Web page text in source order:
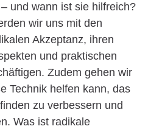
und wann ist sie hilfreich?
wir uns mit den
Akzeptanz, ihren
und praktischen
Zudem gehen wir
Technik helfen kann, das
zu verbessern und
Was ist radikale